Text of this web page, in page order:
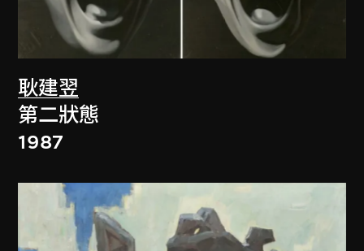
耿建翌
第二狀態
1987